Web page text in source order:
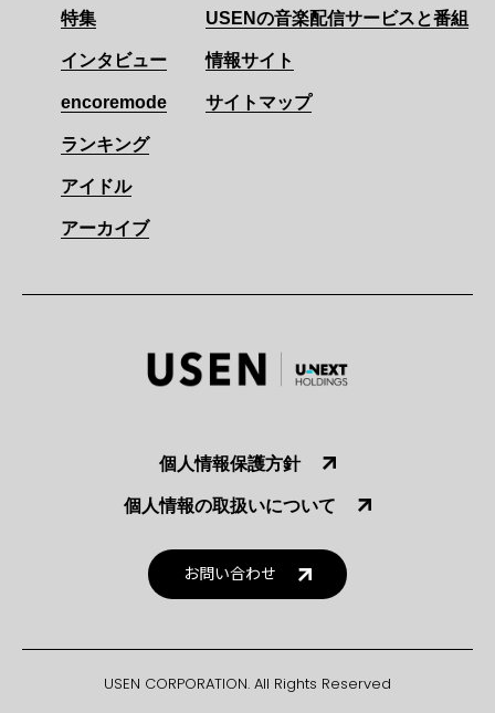
特集
インタビュー
encoremode
ランキング
アイドル
アーカイブ
USENの音楽配信サービスと番組
情報サイト
サイトマップ
個人情報保護方針
個人情報の取扱いについて
お問い合わせ
USEN CORPORATION. All Rights Reserved